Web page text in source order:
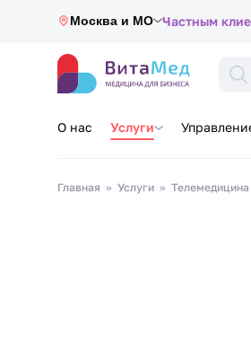
Москва и МО Частным
О нас Услуги
Главная Услуги